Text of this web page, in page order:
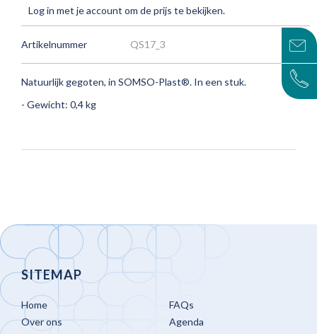
Log in met je account om de prijs te bekijken.
Artikelnummer QS17_3
Natuurlijk gegoten, in SOMSO-Plast®. In een stuk.
- Gewicht: 0,4 kg
SITEMAP
Home
Over ons
FAQs
Agenda